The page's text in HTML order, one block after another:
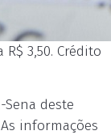
3,50. Crédito
Sena deste
As informações